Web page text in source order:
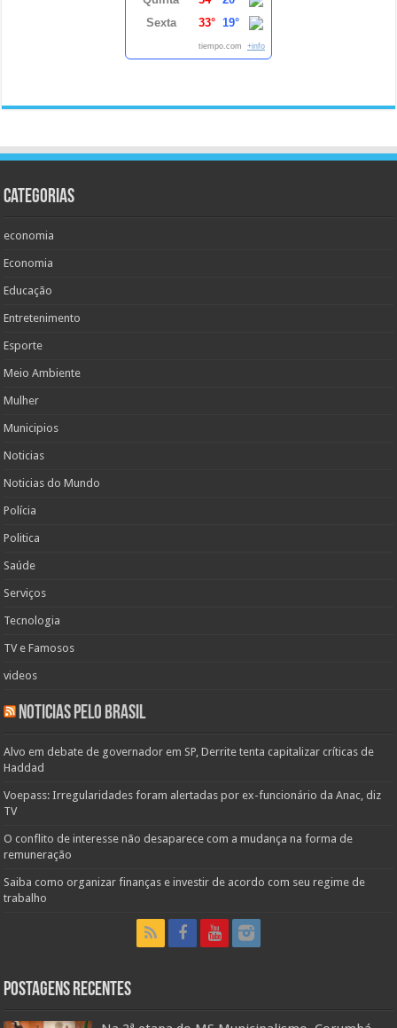
Sexta
33° 19°
tiempo.com +info
Categorias
economia
Economia
Educação
Entretenimento
Esporte
Meio Ambiente
Mulher
Municipios
Noticias
Noticias do Mundo
Polícia
Politica
Saúde
Serviços
Tecnologia
TV e Famosos
videos
Noticias pelo Brasil
Alvo em debate de governador em SP, Derrite tenta capitalizar críticas de
Haddad
Voepass: Irregularidades foram alertadas por ex-funcionário da Anac, diz
TV
O conflito de interesse não desaparece com a mudança na forma de
remuneração
Saiba como organizar finanças e investir de acordo com seu regime de
trabalho
Postagens Recentes